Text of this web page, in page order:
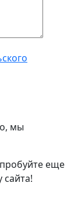
мы
еще
сайта!